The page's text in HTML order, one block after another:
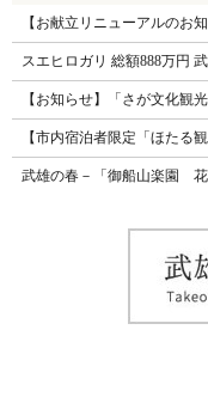
【お献立リニューアルのお知
スエヒロガリ 総額888万円
【お知らせ】「さが文化観
【市内宿泊者限定「ほたる
武雄の春－「御船山楽園 花